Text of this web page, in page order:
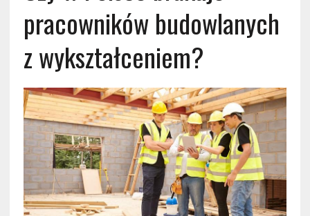
pracowników budowlanych
z wykształceniem?